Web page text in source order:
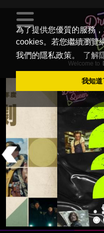
為了提供您優質的服務
cookies。若您繼續瀏覽
我們的隱私政策。
了解
我知道
Welcome to
Previous